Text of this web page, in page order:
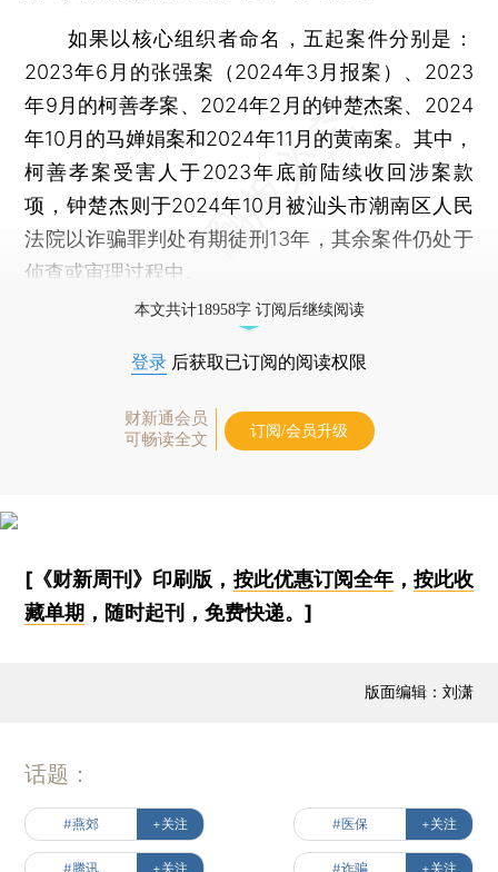
如果以核心组织者命名，五起案件分别是：
2023年6月的张强案（2024年3月报案）、2023
年9月的柯善孝案、2024年2月的钟楚杰案、2024
年10月的马婵娟案和2024年11月的黄南案。其中，
柯善孝案受害人于2023年底前陆续收回涉案款
项，钟楚杰则于2024年10月被汕头市潮南区人民
法院以诈骗罪判处有期徒刑13年，其余案件仍处于
侦查或审理过程中。
本文共计18958字 订阅后继续阅读
登录 后获取已订阅的阅读权限
财新通会员
可畅读全文
订阅/会员升级
[《财新周刊》印刷版， 按此优惠订阅全年， 按此收
藏单期 ，随时起刊，免费快递。]
版面编辑：刘潇
话题：
#燕郊 +关注 #医保 +关注
#腾讯 +关注 #诈骗 +关注